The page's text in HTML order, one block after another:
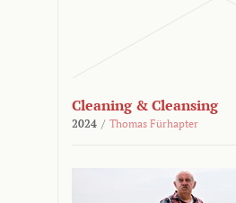
Cleaning & Cleansing
2024 / Thomas Fürhapter